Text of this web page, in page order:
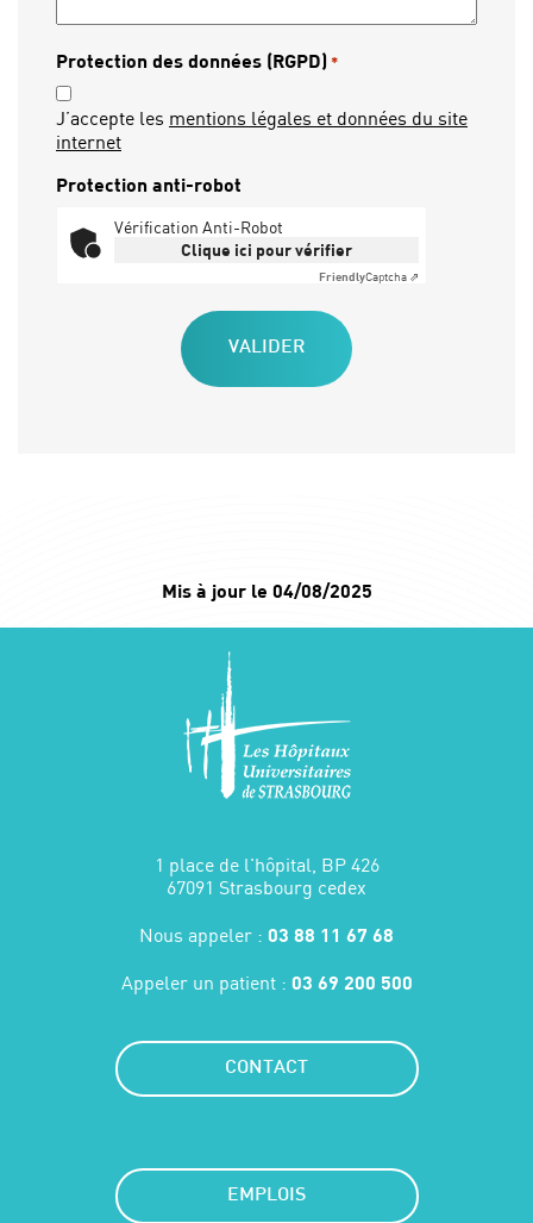
Protection des données (RGPD) *
J’accepte les mentions légales et données du site
internet
Protection anti-robot
Vérification Anti-Robot
Clique ici pour vérifier
FriendlyCaptcha ⇗
Mis à jour le 04/08/2025
1 place de l'hôpital, BP 426
67091 Strasbourg cedex
Nous appeler : 03 88 11 67 68
Appeler un patient : 03 69 200 500
CONTACT
EMPLOIS